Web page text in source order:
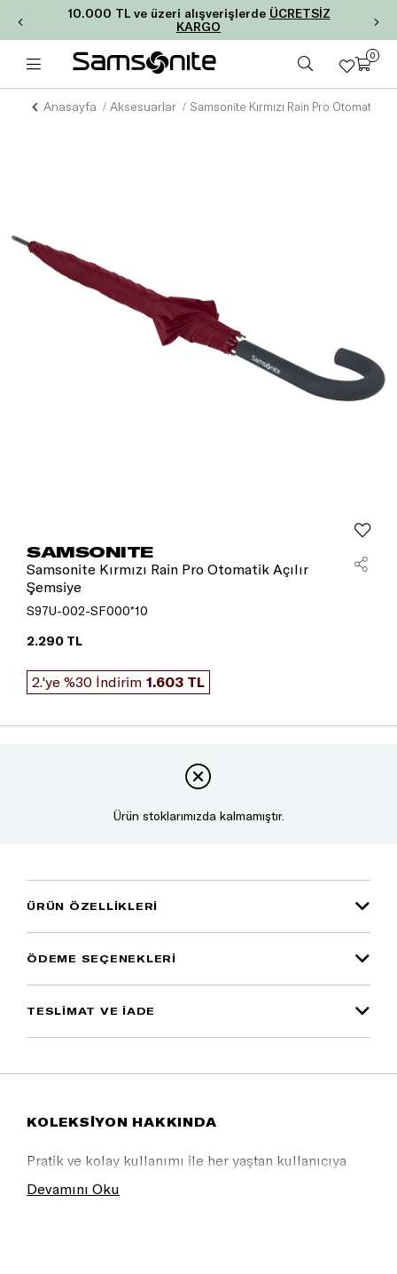
10.000 TL ve üzeri alışverişlerde ÜCRETSİZ
KARGO
0
Anasayfa Aksesuarlar Samsonite Kırmızı Rain Pro Otomatik
SAMSONITE
Samsonite Kırmızı Rain Pro Otomatik Açılır
Şemsiye
S97U-002-SF000*10
2.290 TL
2.'ye %30 İndirim 1.603 TL
Ürün stoklarımızda kalmamıştır.
ÜRÜN ÖZELLIKLERI
ÖDEME SEÇENEKLERI
TESLİMAT VE İADE
KOLEKSİYON HAKKINDA
Pratik ve kolay kullanımı ile her yaştan kullanıcıya
uygundur.
Devamını Oku